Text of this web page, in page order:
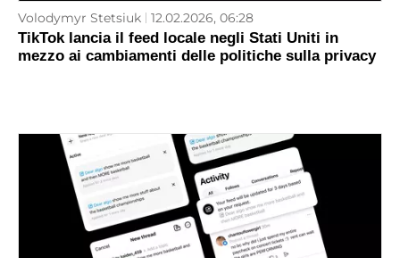
Volodymyr Stetsiuk 12.02.2026, 06:28
TikTok lancia il feed locale negli Stati Uniti in
mezzo ai cambiamenti delle politiche sulla privacy